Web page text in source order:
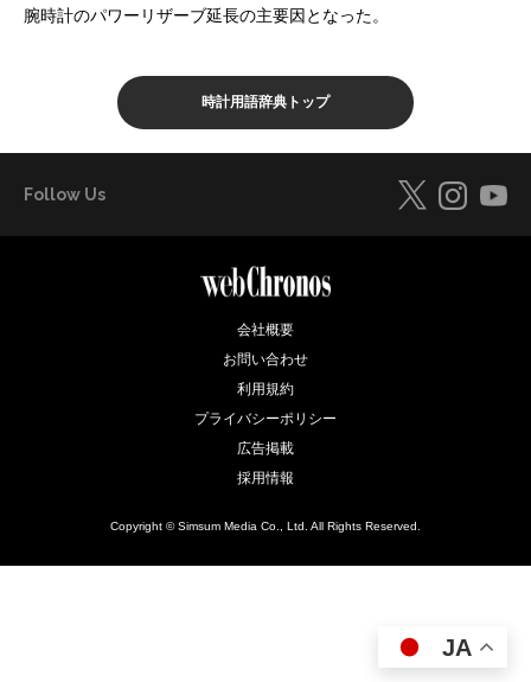
腕時計のパワーリザーブ延長の主要因となった。
時計用語辞典トップ
Follow Us
会社概要
お問い合わせ
利用規約
プライバシーポリシー
広告掲載
採用情報
Copyright © Simsum Media Co., Ltd. All Rights Reserved.
JA